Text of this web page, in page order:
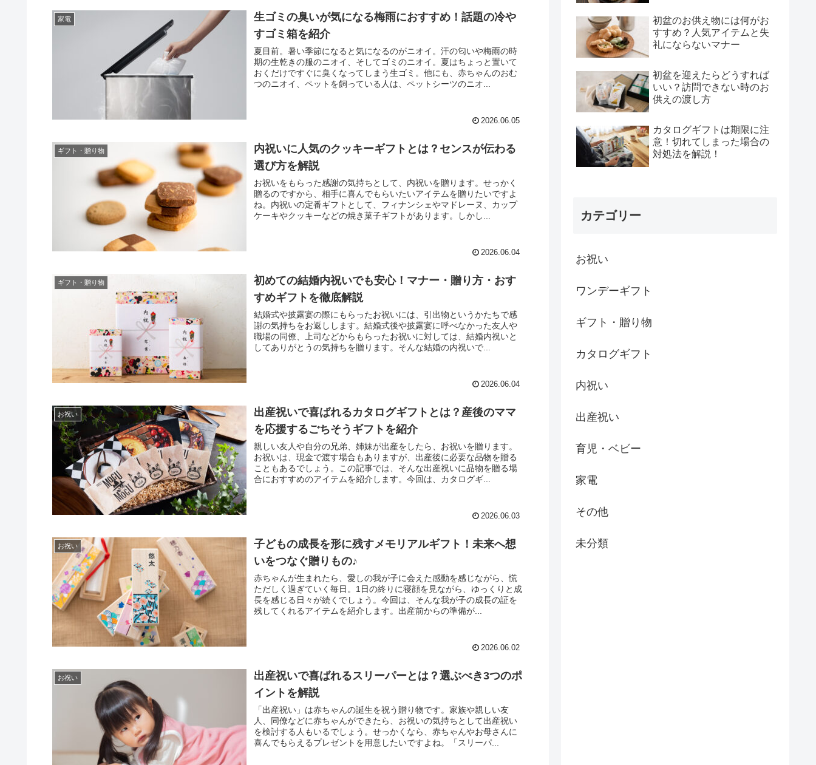
家電
生ゴミの臭いが気になる梅雨におすすめ！話題の冷や
すゴミ箱を紹介
夏目前。暑い季節になると気になるのがニオイ。汗の匂いや梅雨の時
期の生乾きの服のニオイ、そしてゴミのニオイ。夏はちょっと置いて
おくだけですぐに臭くなってしまう生ゴミ。他にも、赤ちゃんのおむ
つのニオイ、ペットを飼っている人は、ペットシーツのニオ...
2026.06.05
ギフト・贈り物
内祝いに人気のクッキーギフトとは？センスが伝わる
選び方を解説
お祝いをもらった感謝の気持ちとして、内祝いを贈ります。せっかく
贈るのですから、相手に喜んでもらいたいアイテムを贈りたいですよ
ね。内祝いの定番ギフトとして、フィナンシェやマドレーヌ、カップ
ケーキやクッキーなどの焼き菓子ギフトがあります。しかし...
2026.06.04
ギフト・贈り物
初めての結婚内祝いでも安心！マナー・贈り方・おす
すめギフトを徹底解説
結婚式や披露宴の際にもらったお祝いには、引出物というかたちで感
謝の気持ちをお返しします。結婚式後や披露宴に呼べなかった友人や
職場の同僚、上司などからもらったお祝いに対しては、結婚内祝いと
してありがとうの気持ちを贈ります。そんな結婚の内祝いで...
2026.06.04
お祝い
出産祝いで喜ばれるカタログギフトとは？産後のママ
を応援するごちそうギフトを紹介
親しい友人や自分の兄弟、姉妹が出産をしたら、お祝いを贈ります。
お祝いは、現金で渡す場合もありますが、出産後に必要な品物を贈る
こともあるでしょう。この記事では、そんな出産祝いに品物を贈る場
合におすすめのアイテムを紹介します。今回は、カタログギ...
2026.06.03
お祝い
子どもの成長を形に残すメモリアルギフト！未来へ想
いをつなぐ贈りもの♪
赤ちゃんが生まれたら、愛しの我が子に会えた感動を感じながら、慌
ただしく過ぎていく毎日。1日の終りに寝顔を見ながら、ゆっくりと成
長を感じる日々が続くでしょう。今回は、そんな我が子の成長の証を
残してくれるアイテムを紹介します。出産前からの準備が...
2026.06.02
お祝い
出産祝いで喜ばれるスリーパーとは？選ぶべき3つのポ
イントを解説
「出産祝い」は赤ちゃんの誕生を祝う贈り物です。家族や親しい友
人、同僚などに赤ちゃんができたら、お祝いの気持ちとして出産祝い
を検討する人もいるでしょう。せっかくなら、赤ちゃんやお母さんに
喜んでもらえるプレゼントを用意したいですよね。「スリーパ...
初盆のお供え物には何がお
すすめ？人気アイテムと失
礼にならないマナー
初盆を迎えたらどうすれば
いい？訪問できない時のお
供えの渡し方
カタログギフトは期限に注
意！切れてしまった場合の
対処法を解説！
カテゴリー
お祝い
ワンデーギフト
ギフト・贈り物
カタログギフト
内祝い
出産祝い
育児・ベビー
家電
その他
未分類